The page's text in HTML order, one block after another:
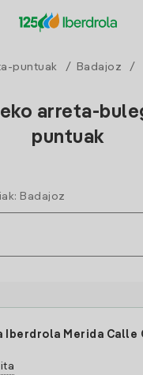
puntuak / Badajoz /
arreta-
puntuak
Badajoz
Iberdrola Merida Calle